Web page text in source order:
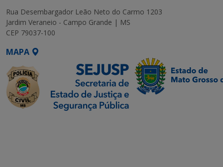
Rua Desembargador Leão Neto do Carmo 1203
Jardim Veraneio - Campo Grande | MS
CEP 79037-100
MAPA